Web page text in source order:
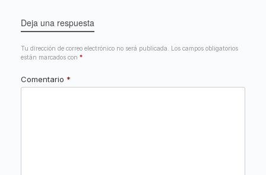
Deja una respuesta
Tu dirección de correo electrónico no será publicada. Los campos obligatorios
están marcados con *
Comentario *